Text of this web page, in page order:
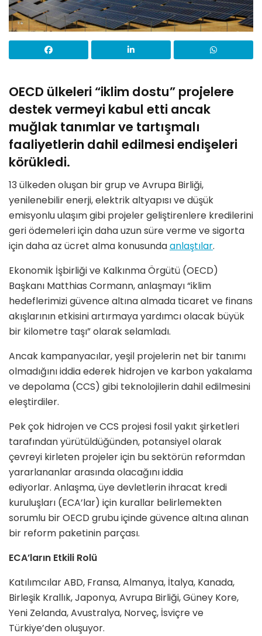
OECD ülkeleri “iklim dostu” projelere
destek vermeyi kabul etti ancak
muğlak tanımlar ve tartışmalı
faaliyetlerin dahil edilmesi endişeleri
körükledi.
13 ülkeden oluşan bir grup ve Avrupa Birliği,
yenilenebilir enerji, elektrik altyapısı ve düşük
emisyonlu ulaşım gibi projeler geliştirenlere kredilerini
geri ödemeleri için daha uzun süre verme ve sigorta
için daha az ücret alma konusundaanlaştılar.
Ekonomik İşbirliği ve Kalkınma Örgütü (OECD)
Başkanı Matthias Cormann, anlaşmayı “iklim
hedeflerimizi güvence altına almada ticaret ve finans
akışlarının etkisini artırmaya yardımcı olacak büyük
bir kilometre taşı” olarak selamladı.
Ancak kampanyacılar, yeşil projelerin net bir tanımı
olmadığını iddia ederek hidrojen ve karbon yakalama
ve depolama (CCS) gibi teknolojilerin dahil edilmesini
eleştirdiler.
Pek çok hidrojen ve CCS projesi fosil yakıt şirketleri
tarafından yürütüldüğünden, potansiyel olarak
çevreyi kirleten projeler için bu sektörün reformdan
yararlananlar arasında olacağını iddia
ediyorlar. Anlaşma, üye devletlerin ihracat kredi
kuruluşları (ECA’lar) için kurallar belirlemekten
sorumlu bir OECD grubu içinde güvence altına alınan
bir reform paketinin parçası.
ECA’ların Etkili Rolü
Katılımcılar ABD, Fransa, Almanya, İtalya, Kanada,
Birleşik Krallık, Japonya, Avrupa Birliği, Güney Kore,
Yeni Zelanda, Avustralya, Norveç, İsviçre ve
Türkiye’den oluşuyor.